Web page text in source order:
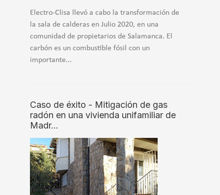
Electro-Clisa llevó a cabo la transformación de
la sala de calderas en Julio 2020, en una
comunidad de propietarios de Salamanca. El
carbón es un combustible fósil con un
importante...
Caso de éxito - Mitigación de gas
radón en una vivienda unifamiliar de
Madr…